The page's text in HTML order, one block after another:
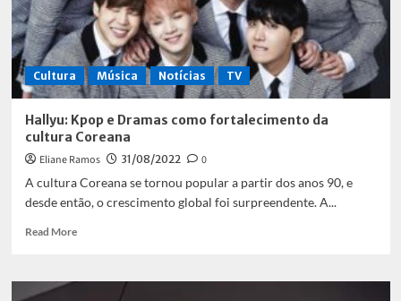
in
Rio
Cultura Música Notícias TV
Hallyu: Kpop e Dramas como fortalecimento da
cultura Coreana
Eliane Ramos 31/08/2022
0
A cultura Coreana se tornou popular a partir dos anos 90, e
desde então, o crescimento global foi surpreendente. A...
Read MoreRead
Hallyu: